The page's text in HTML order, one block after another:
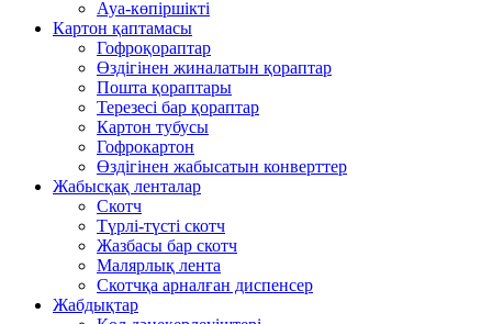
Ауа-көпіршікті
Картон қаптамасы
Гофроқораптар
Өздігінен жиналатын қораптар
Пошта қораптары
Терезесі бар қораптар
Картон тубусы
Гофрокартон
Өздігінен жабысатын конверттер
Жабысқақ ленталар
Скотч
Түрлі-түсті скотч
Жазбасы бар скотч
Малярлық лента
Скотчқа арналған диспенсер
Жабдықтар